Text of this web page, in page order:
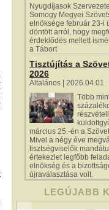
Nyugdíjasok
Somogy Megyei
elnöksége február 23-i
döntött arról, hogy
érdeklődés mellett
a Tábort
Tisztújítás a
2026
Általános | 2026.04.01.
Több
március 25.-én a
Mivel a négy éve
tisztségviselők
értekezlet legfőbb
elnökség és a
újraválasztása volt.
LEGÚJABB